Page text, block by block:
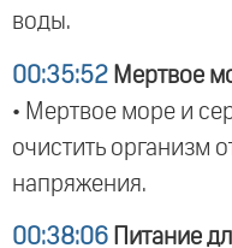
воды.
00:35:52 Мертвое
• Мертвое море и
очистить организм
напряжения.
00:38:06 Питание